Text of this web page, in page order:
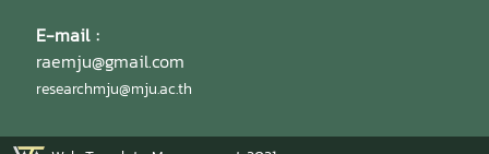
มหาวิทยาลัยแม่โจ้
E-mail :
raemju@gmail.com
researchmju@mju.ac.th